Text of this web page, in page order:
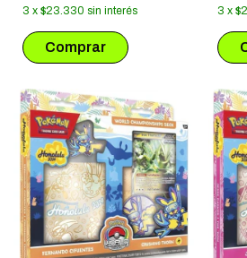
3 x $23.330 sin interés
3 x